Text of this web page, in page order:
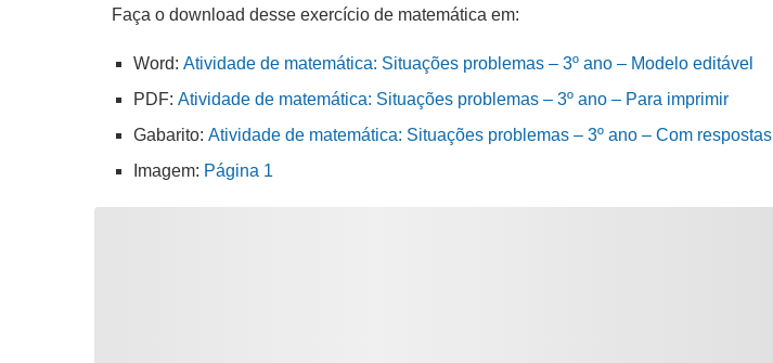
Faça o download desse exercício de matemática em:
Word: Atividade de matemática: Situações problemas – 3º ano – Modelo editável
PDF: Atividade de matemática: Situações problemas – 3º ano – Para imprimir
Gabarito: Atividade de matemática: Situações problemas – 3º ano – Com respostas
Imagem: Página 1